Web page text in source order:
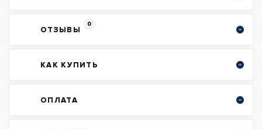
ОТЗЫВЫ
0
КАК КУПИТЬ
ОПЛАТА